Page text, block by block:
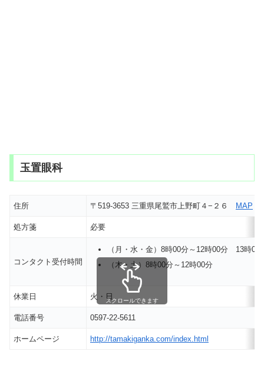
玉置眼科
住所 〒519-3653 三重県尾鷲市上野町４−２６ MAP
処方箋 必要
コンタクト受付時間
（月・水・金）8時00分～12時00分 13時00
（木・土）8時00分～12時00分
休業日 火・日
電話番号 0597-22-5611
ホームページ http://tamakiganka.com/index.html
スクロールできます